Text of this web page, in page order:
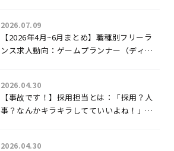
2026.07.09
【2026年4月~6月まとめ】職種別フリーラ
ンス求人動向：ゲームプランナー（ディレ
2026.04.30
【事故です！】採用担当とは：「採用？人
事？なんかキラキラしてていいよね！」じ
2026.04.30